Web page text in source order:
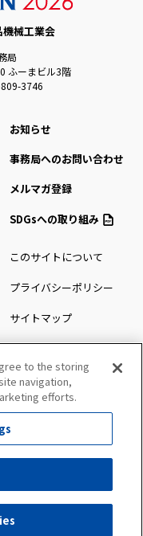
せ
械工業会
局
ふーまビル3階
3746
お知らせ
事務局へのお問い合わせ
メルマガ登録
SDGsへの取り組み
このサイトについて
プライバシーポリシー
サイトマップ
to the storing
navigation,
efforts.